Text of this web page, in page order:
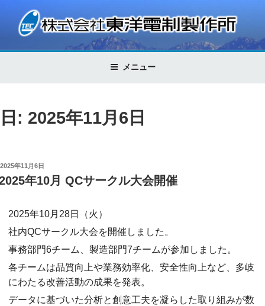
ン
ッ
株式会社東洋電制製作所
Control Technology
メニュー
日: 2025年11月6日
投
稿
日:
2025年11月6日
年10月 QCサークル大会開催
2025年10月28日（火）
社内QCサークル大会を開催しました。
事務部門6チーム、製造部門7チームが参加しました。
各チームは品質向上や業務効率化、安全性向上など、多岐
にわたる改善活動の成果を発表。
データに基づいた分析と創意工夫を凝らした取り組みが数